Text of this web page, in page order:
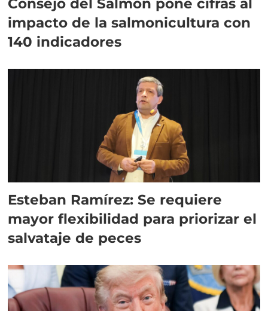
impacto de la salmonicultura con
140 indicadores
Esteban Ramírez: Se requiere
mayor flexibilidad para priorizar el
salvataje de peces